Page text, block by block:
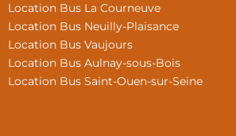
Location Bus La Courneuve
Location Bus Neuilly-Plaisance
Location Bus Vaujours
Location Bus Aulnay-sous-Bois
Location Bus Saint-Ouen-sur-Seine